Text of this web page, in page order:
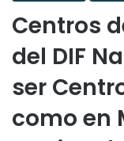
Centros
del DIF
ser
como en